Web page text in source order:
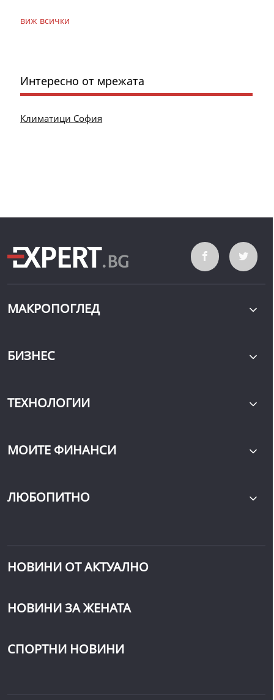
виж всички
Интересно от мрежата
Климатици София
МАКРОПОГЛЕД
БИЗНЕС
ТЕХНОЛОГИИ
МОИТЕ ФИНАНСИ
ЛЮБОПИТНО
НОВИНИ ОТ АКТУАЛНО
НОВИНИ ЗА ЖЕНАТА
СПОРТНИ НОВИНИ